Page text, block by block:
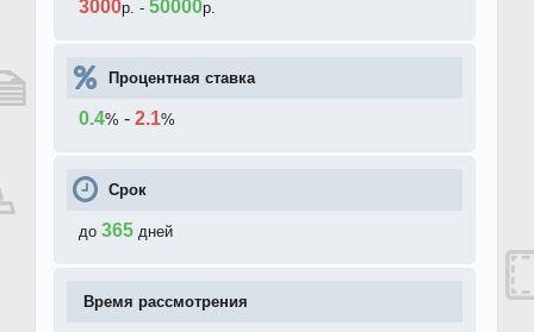
3000р. - 50000р.
Процентная ставка
0.4% - 2.1%
Срок
до 365 дней
Время рассмотрения